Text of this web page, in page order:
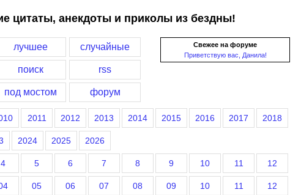
цитаты, анекдоты и приколы из бездны!
Свежее на форуме
Приветствую вас, Данила!
лучшее случайные
поиск rss
под мостом форум
2011 2012 2013 2014 2015 2016 2017 2018
2024 2025 2026
4 5 6 7 8 9 10 11 12
05 06 07 08 09 10 11 12